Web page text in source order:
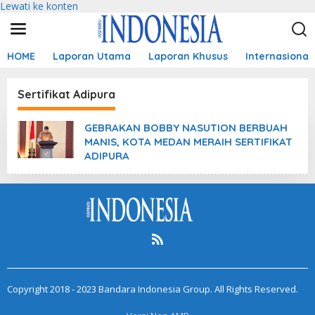
Lewati ke konten
HOME Laporan Utama Laporan Khusus Internasional
Sertifikat Adipura
GEBRAKAN BOBBY NASUTION BERBUAH
MANIS, KOTA MEDAN MERAIH SERTIFIKAT
ADIPURA
Copyright 2018 - 2023 Bandara Indonesia Group. All Rights Reserved.